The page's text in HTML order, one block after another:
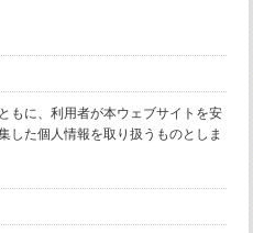
もに、利用者が本ウェブサイトを安
した個人情報を取り扱うものとしま